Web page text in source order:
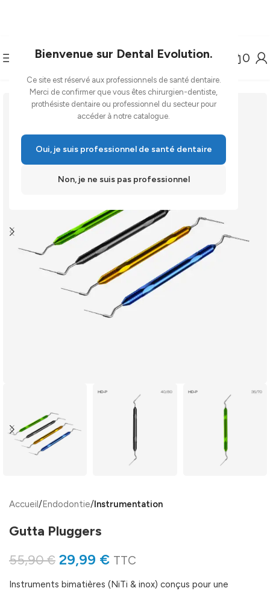
Bienvenue sur Dental Evolution.
Ce site est réservé aux professionnels de santé dentaire.
Merci de confirmer que vous êtes chirurgien-dentiste,
prothésiste dentaire ou professionnel du secteur pour
accéder à notre catalogue.
Oui, je suis professionnel de santé dentaire
Non, je ne suis pas professionnel
0
Accueil Endodontie Instrumentation
Gutta Pluggers
55,90€ 29,99 € TTC
Instruments bimatières (NiTi & inox) conçus pour une